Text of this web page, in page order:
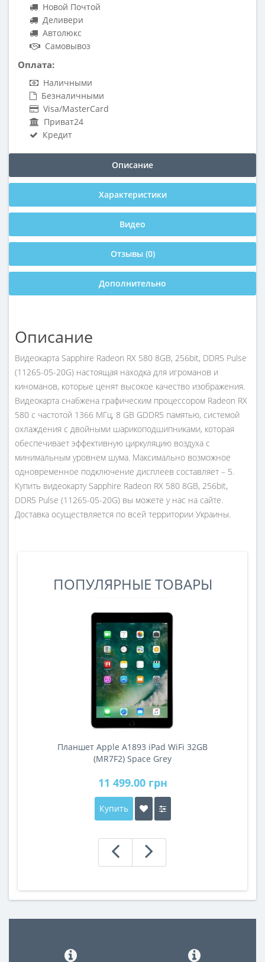
Новой Почтой
Деливери
Автолюкс
Самовывоз
Оплата:
Наличными
Безналичными
Visa/MasterCard
Приват24
Кредит
Описание
Характеристики
Видео
Отзывы (0)
Дополнительно
Описание
Видеокарта Sapphire Radeon RX 580 8GB, 256bit, DDR5 Pulse
(11265-05-20G) настоящая находка для игроманов и
киноманов, которые ценят высокое качество изображения.
Видеокарта снабжена графическим процессором Radeon RX
580 с частотой 1366 МГц, 8 GB GDDR5 памятью, системой
охлаждения с двойными шарикоподшипниками, которая
обеспечивает эффективную циркуляцию воздуха с
минимальным уровнем шума. Максимально возможное
одновременное подключение дисплеев составляет – 5.
Купить видеокарту Sapphire Radeon RX 580 8GB, 256bit,
DDR5 Pulse (11265-05-20G) вы можете у нас на сайте.
Доставка осуществляется по всей территории Украины.
ПОПУЛЯРНЫЕ ТОВАРЫ
Планшет Apple A1893 iPad WiFi 32GB
(MR7F2) Space Grey
11 499.00 грн
Купить